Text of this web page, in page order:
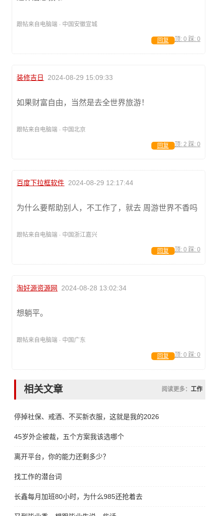
跟帖来自电脑端 · 中国安徽宣城
顶: 0 踩: 0
回复
装修吉日 2024-08-29 15:09:33
如果财富自由，当然是去全世界旅游！
跟帖来自电脑端 · 中国北京
顶: 2 踩: 0
回复
百度下拉框软件 2024-08-29 12:17:44
为什么要帮助别人，不工作了，就去 周游世界不香吗
跟帖来自电脑端 · 中国浙江嘉兴
顶: 0 踩: 0
回复
淘好源资源网 2024-08-28 13:02:34
想躺平。
跟帖来自电脑端 · 中国广东
顶: 0 踩: 0
回复
相关文章 阅读更多： 工作
停掉社保、戒酒、不买新衣服，这就是我的2026
45岁外企被裁，五个方案我该选哪个
离开平台，你的能力还剩多少？
找工作的潜台词
长鑫每月加班80小时，为什么985还抢着去